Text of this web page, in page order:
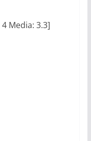
4Media: 3.3]